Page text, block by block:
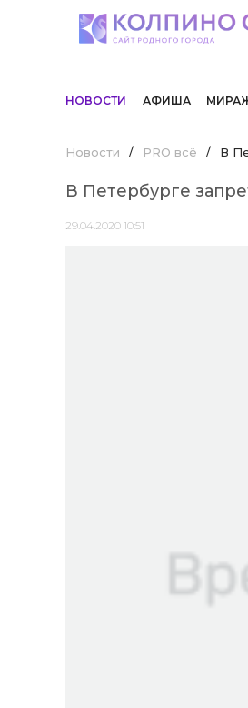
НОВОСТИ АФИША
Новости / PRO всё / В
В Петербурге
29.04.2020 10:51